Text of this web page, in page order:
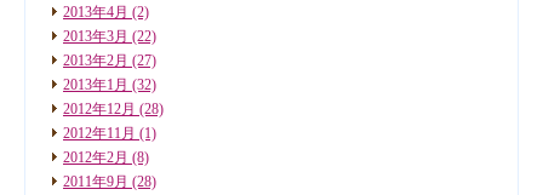
2013年4月 (2)
2013年3月 (22)
2013年2月 (27)
2013年1月 (32)
2012年12月 (28)
2012年11月 (1)
2012年2月 (8)
2011年9月 (28)